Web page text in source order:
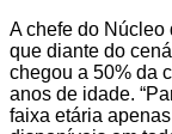
A chefe do Núcleo
que diante do
chegou a 50% da
anos de idade.
faixa etária